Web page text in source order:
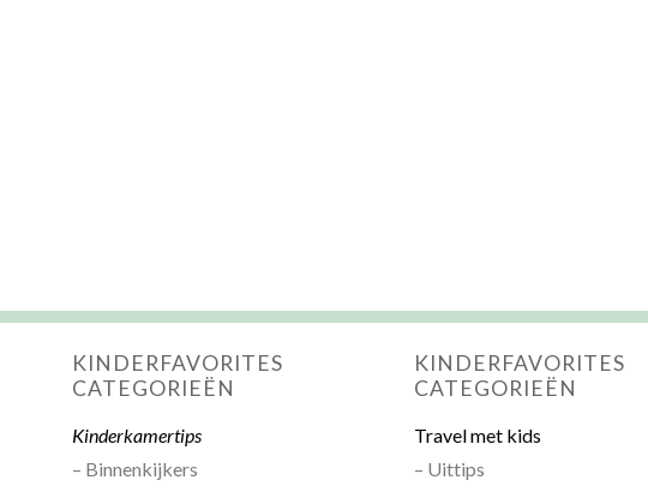
KINDERFAVORITES
CATEGORIEËN
Kinderkamertips
– Binnenkijkers
KINDERFAVORITES
CATEGORIEËN
Travel met kids
– Uittips